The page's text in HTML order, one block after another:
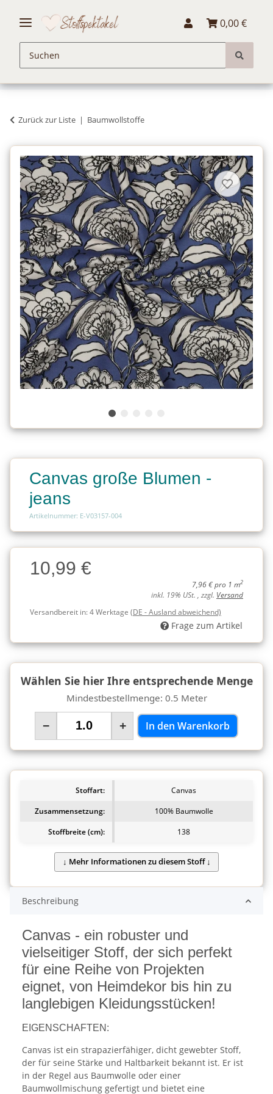
0,00 €
Zurück zur Liste Baumwollstoffe
Canvas große Blumen -
jeans
Artikelnummer: E-V03157-004
Charge
Charge10,99 €
7,96 € pro 1 m2
inkl. 19% USt. , zzgl. Versand
Versandbereit in:4 Werktage (DE - Ausland abweichend)
Frage zum Artikel
Wählen Sie hier Ihre entsprechende Menge
Mindestbestellmenge: 0.5 Meter
− + In den Warenkorb
Stoffart:
Canvas
Zusammensetzung:
100% Baumwolle
Stoffbreite (cm):
138
Beschreibung
Canvas - ein robuster und
vielseitiger Stoff, der sich perfekt
für eine Reihe von Projekten
eignet, von Heimdekor bis hin zu
langlebigen Kleidungsstücken!
EIGENSCHAFTEN:
Canvas ist ein strapazierfähiger, dicht gewebter Stoff,
der für seine Stärke und Haltbarkeit bekannt ist. Er ist
in der Regel aus Baumwolle oder einer
Baumwollmischung gefertigt und bietet eine